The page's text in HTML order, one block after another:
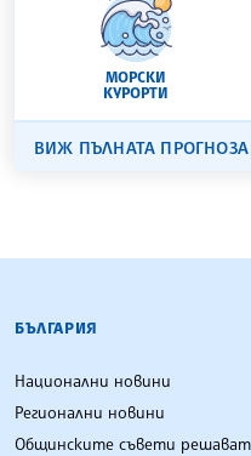
МОРСКИ
КУРОРТИ
ВИЖ ПЪЛНАТА ПРОГНОЗА
БЪЛГАРСКА
БЪЛГАРИЯ
Национални новини
Регионални новини
Общинските съвети решават